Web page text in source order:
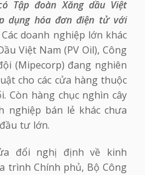
Tập đoàn Xăng dầu Việt
dụng hóa đơn điện tử với
Các doanh nghiệp lớn khác
Việt Nam (PV Oil), Công
(Mipecorp) đang nghiên
cho các cửa hàng thuộc
Còn hàng chục nghìn cây
nghiệp bán lẻ khác chưa
tư lớn.
đổi nghị định về kinh
trình Chính phủ, Bộ Công